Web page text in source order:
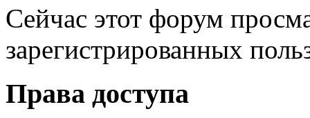
Сейчас этот форум
зарегистрированных
Права доступа